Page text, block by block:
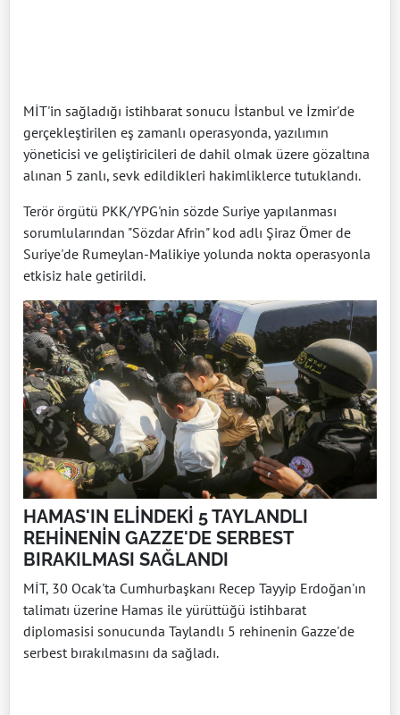
MİT'in sağladığı istihbarat sonucu İstanbul ve İzmir'de
gerçekleştirilen eş zamanlı operasyonda, yazılımın
yöneticisi ve geliştiricileri de dahil olmak üzere gözaltına
alınan 5 zanlı, sevk edildikleri hakimliklerce tutuklandı.
Terör örgütü PKK/YPG'nin sözde Suriye yapılanması
sorumlularından "Sözdar Afrin" kod adlı Şiraz Ömer de
Suriye'de Rumeylan-Malikiye yolunda nokta operasyonla
etkisiz hale getirildi.
HAMAS'IN ELİNDEKİ 5 TAYLANDLI
REHİNENİN GAZZE'DE SERBEST
BIRAKILMASI SAĞLANDI
MİT, 30 Ocak'ta Cumhurbaşkanı Recep Tayyip Erdoğan'ın
talimatı üzerine Hamas ile yürüttüğü istihbarat
diplomasisi sonucunda Taylandlı 5 rehinenin Gazze'de
serbest bırakılmasını da sağladı.